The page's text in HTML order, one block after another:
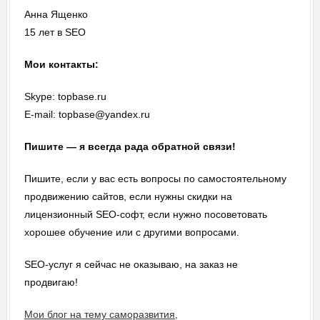
Анна Ященко
15 лет в SEO
Мои контакты:
Skype: topbase.ru
E-mail: topbase@yandex.ru
Пишите — я всегда рада обратной связи!
Пишите, если у вас есть вопросы по самостоятельному
продвижению сайтов, если нужны скидки на
лицензионный SEO-софт, если нужно посоветовать
хорошее обучение или с другими вопросами.
SEO-услуг я сейчас не оказываю, на заказ не
продвигаю!
Мои блог на тему саморазвития,